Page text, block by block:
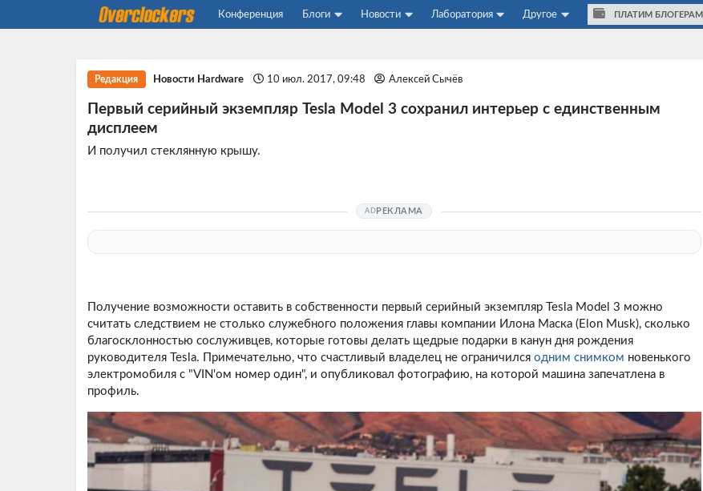
Конференция Блоги Новости Лаборатория Другое ПЛАТИМ БЛОГЕРАМ
Редакция Новости Hardware 10 июл. 2017, 09:48 Алексей Сычёв
Первый серийный экземпляр Tesla Model 3 сохранил интерьер с единственным
дисплеем
И получил стеклянную крышу.
РЕКЛАМА
Получение возможности оставить в собственности первый серийный экземпляр Tesla Model 3 можно
считать следствием не столько служебного положения главы компании Илона Маска (Elon Musk), сколько
благосклонностью сослуживцев, которые готовы делать щедрые подарки в канун дня рождения
руководителя Tesla. Примечательно, что счастливый владелец не ограничился одним снимком новенького
электромобиля с "VIN'ом номер один", и опубликовал фотографию, на которой машина запечатлена в
профиль.